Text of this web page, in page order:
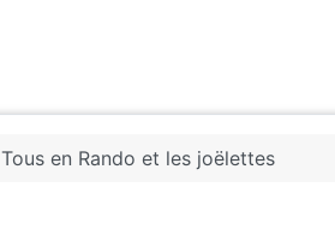
Tous en Rando et les joëlettes